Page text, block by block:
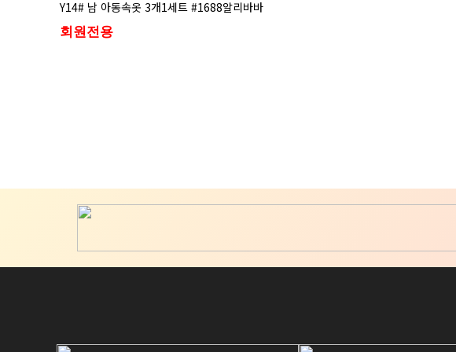
Y14# 남 아동속옷 3개1세트 #1688알리바바
회원전용